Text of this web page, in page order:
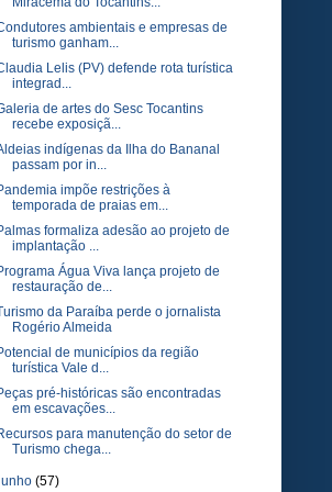
ambientais e empresas de
turismo ganham...
Lelis (PV) defende rota turística
integrad...
de artes do Sesc Tocantins
recebe exposiçã...
indígenas da Ilha do Bananal
passam por in...
impõe restrições à
temporada de praias em...
formaliza adesão ao projeto de
implantação ...
Água Viva lança projeto de
restauração de...
da Paraíba perde o jornalista
Rogério Almeida
de municípios da região
turística Vale d...
pré-históricas são encontradas
em escavações...
para manutenção do setor de
Turismo chega...
(57)